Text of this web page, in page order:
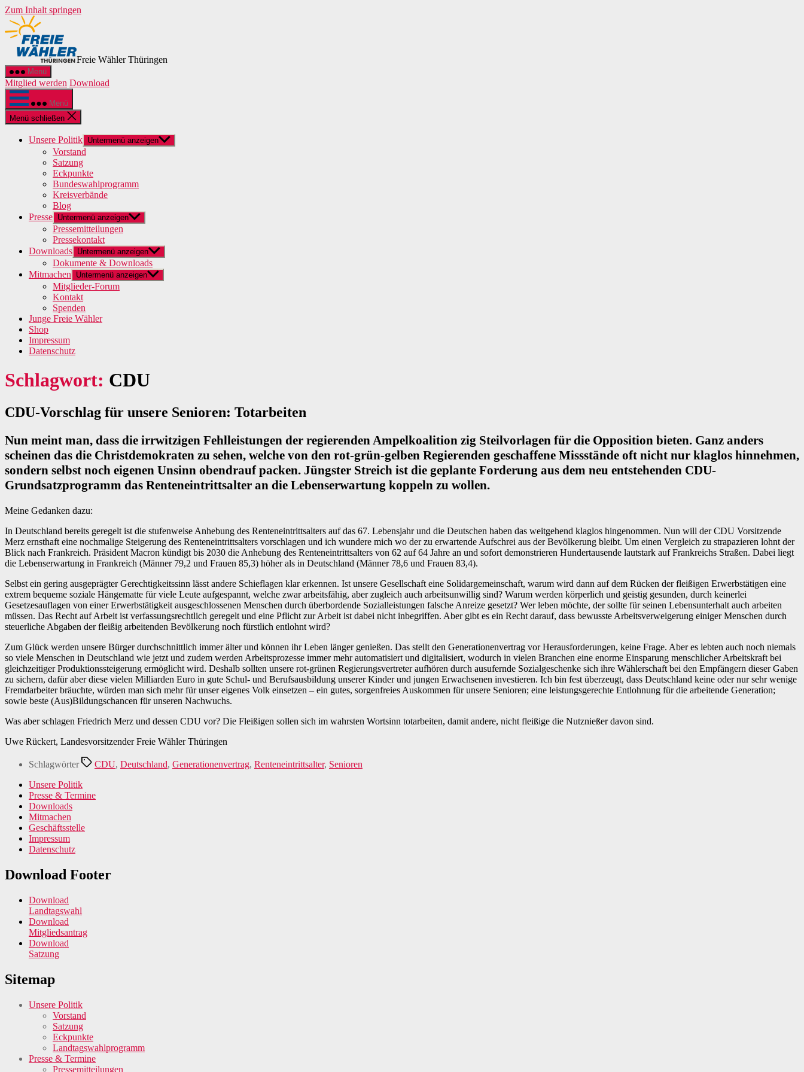
Zum Inhalt springen
Freie Wähler Thüringen
Menü
Mitglied werden Download
Menü
Menü schließen
Unsere Politik Untermenü anzeigen
Vorstand
Satzung
Eckpunkte
Bundeswahlprogramm
Kreisverbände
Blog
Presse Untermenü anzeigen
Pressemitteilungen
Pressekontakt
Downloads Untermenü anzeigen
Dokumente & Downloads
Mitmachen
Untermenü anzeigen
Mitglieder-Forum
Kontakt
Spenden
Junge Freie Wähler
Shop
Impressum
Datenschutz
Schlagwort: CDU
CDU-Vorschlag für unsere Senioren: Totarbeiten
Nun meint man, dass die irrwitzigen Fehlleistungen der regierenden Ampelkoalition zig Steilvorlagen für die Opposition bieten. Ganz anders
scheinen das die Christdemokraten zu sehen, welche von den rot-grün-gelben Regierenden geschaffene Missstände oft nicht nur klaglos hinnehmen,
sondern selbst noch eigenen Unsinn obendrauf packen. Jüngster Streich ist die geplante Forderung aus dem neu entstehenden CDU-
Grundsatzprogramm das Renteneintrittsalter an die Lebenserwartung koppeln zu wollen.
Meine Gedanken dazu:
In Deutschland bereits geregelt ist die stufenweise Anhebung des Renteneintrittsalters auf das 67. Lebensjahr und die Deutschen haben das weitgehend klaglos hingenommen. Nun will der CDU Vorsitzende
Merz ernsthaft eine nochmalige Steigerung des Renteneintrittsalters vorschlagen und ich wundere mich wo der zu erwartende Aufschrei aus der Bevölkerung bleibt. Um einen Vergleich zu strapazieren lohnt der
Blick nach Frankreich. Präsident Macron kündigt bis 2030 die Anhebung des Renteneintrittsalters von 62 auf 64 Jahre an und sofort demonstrieren Hundertausende lautstark auf Frankreichs Straßen. Dabei liegt
die Lebenserwartung in Frankreich (Männer 79,2 und Frauen 85,3) höher als in Deutschland (Männer 78,6 und Frauen 83,4).
Selbst ein gering ausgeprägter Gerechtigkeitssinn lässt andere Schieflagen klar erkennen. Ist unsere Gesellschaft eine Solidargemeinschaft, warum wird dann auf dem Rücken der fleißigen Erwerbstätigen eine
extrem bequeme soziale Hängematte für viele Leute aufgespannt, welche zwar arbeitsfähig, aber zugleich auch arbeitsunwillig sind? Warum werden körperlich und geistig gesunden, durch keinerlei
Gesetzesauflagen von einer Erwerbstätigkeit ausgeschlossenen Menschen durch überbordende Sozialleistungen falsche Anreize gesetzt? Wer leben möchte, der sollte für seinen Lebensunterhalt auch arbeiten
müssen. Das Recht auf Arbeit ist verfassungsrechtlich geregelt und eine Pflicht zur Arbeit ist dabei nicht inbegriffen. Aber gibt es ein Recht darauf, dass bewusste Arbeitsverweigerung einiger Menschen durch
steuerliche Abgaben der fleißig arbeitenden Bevölkerung noch fürstlich entlohnt wird?
Zum Glück werden unsere Bürger durchschnittlich immer älter und können ihr Leben länger genießen. Das stellt den Generationenvertrag vor Herausforderungen, keine Frage. Aber es lebten auch noch niemals
so viele Menschen in Deutschland wie jetzt und zudem werden Arbeitsprozesse immer mehr automatisiert und digitalisiert, wodurch in vielen Branchen eine enorme Einsparung menschlicher Arbeitskraft bei
gleichzeitiger Produktionssteigerung ermöglicht wird. Deshalb sollten unsere rot-grünen Regierungsvertreter aufhören durch ausufernde Sozialgeschenke sich ihre Wählerschaft bei den Empfängern dieser Gaben
zu sichern, dafür aber diese vielen Milliarden Euro in gute Schul- und Berufsausbildung unserer Kinder und jungen Erwachsenen investieren. Ich bin fest überzeugt, dass Deutschland keine oder nur sehr wenige
Fremdarbeiter bräuchte, würden man sich mehr für unser eigenes Volk einsetzen – ein gutes, sorgenfreies Auskommen für unsere Senioren; eine leistungsgerechte Entlohnung für die arbeitende Generation;
sowie beste (Aus)Bildungschancen für unseren Nachwuchs.
Was aber schlagen Friedrich Merz und dessen CDU vor? Die Fleißigen sollen sich im wahrsten Wortsinn totarbeiten, damit andere, nicht fleißige die Nutznießer davon sind.
Uwe Rückert, Landesvorsitzender Freie Wähler Thüringen
Schlagwörter CDU, Deutschland, Generationenvertrag, Renteneintrittsalter, Senioren
Unsere Politik
Presse & Termine
Downloads
Mitmachen
Geschäftsstelle
Impressum
Datenschutz
Download Footer
Download
Landtagswahl
Download
Mitgliedsantrag
Download
Satzung
Sitemap
Unsere Politik
Vorstand
Satzung
Eckpunkte
Landtagswahlprogramm
Presse & Termine
Pressemitteilungen